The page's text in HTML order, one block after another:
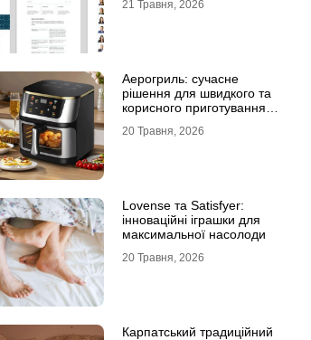
21 Травня, 2026
Аерогриль: сучасне
рішення для швидкого та
корисного приготування
20 Травня, 2026
Lovense та Satisfyer:
інноваційні іграшки для
максимальної насолоди
20 Травня, 2026
Карпатський традиційний